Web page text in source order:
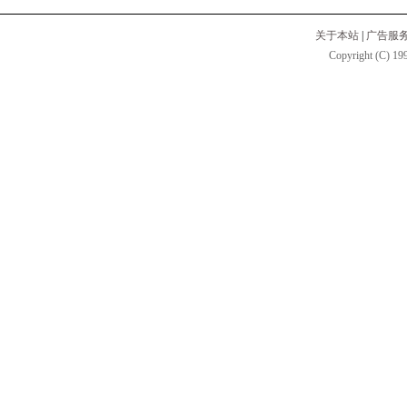
关于本站
广告服
Copyright (C)